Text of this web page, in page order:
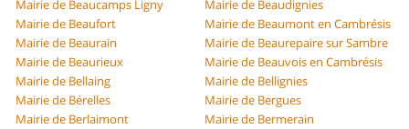
Mairie de Beaucamps Ligny
Mairie de Beaudignies
Mairie de Beaufort
Mairie de Beaumont en Cambrésis
Mairie de Beaurain
Mairie de Beaurepaire sur Sambre
Mairie de Beaurieux
Mairie de Beauvois en Cambrésis
Mairie de Bellaing
Mairie de Bellignies
Mairie de Bérelles
Mairie de Bergues
Mairie de Berlaimont
Mairie de Bermerain